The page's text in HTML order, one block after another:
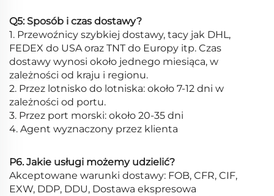
Q5: Sposób i czas dostawy?
1. Przewoźnicy szybkiej dostawy, tacy jak DHL,
FEDEX do USA oraz TNT do Europy itp. Czas
dostawy wynosi około jednego miesiąca, w
zależności od kraju i regionu.
2. Przez lotnisko do lotniska: około 7-12 dni w
zależności od portu.
3. Przez port morski: około 20-35 dni
4. Agent wyznaczony przez klienta
P6. Jakie usługi możemy udzielić?
Akceptowane warunki dostawy: FOB, CFR, CIF,
EXW, DDP, DDU, Dostawa ekspresowa